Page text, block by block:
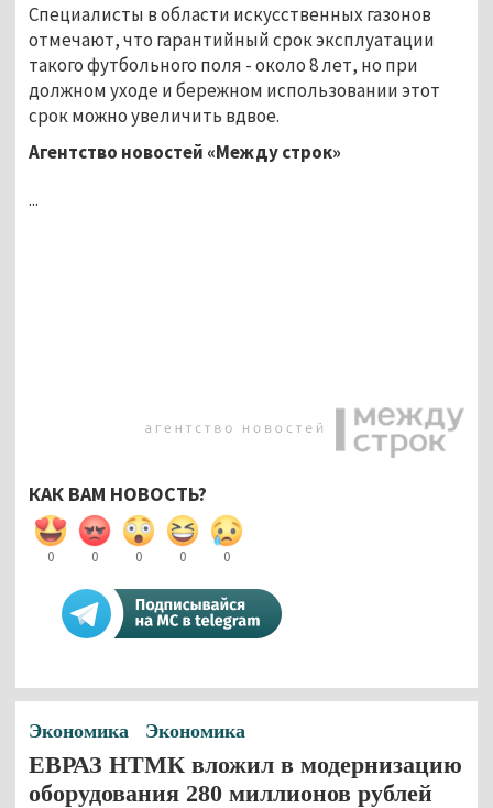
Специалисты в области искусственных газонов
отмечают, что гарантийный срок эксплуатации
такого футбольного поля - около 8 лет, но при
должном уходе и бережном использовании этот
срок можно увеличить вдвое.
Агентство новостей «Между строк»
...
КАК ВАМ НОВОСТЬ?
0 0 0 0 0
Экономика Экономика
ЕВРАЗ НТМК вложил в модернизацию
оборудования 280 миллионов рублей